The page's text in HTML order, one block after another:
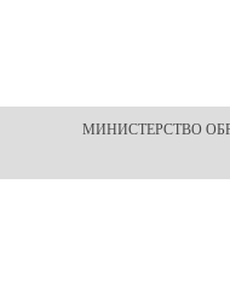
МИНИСТЕРСТВО